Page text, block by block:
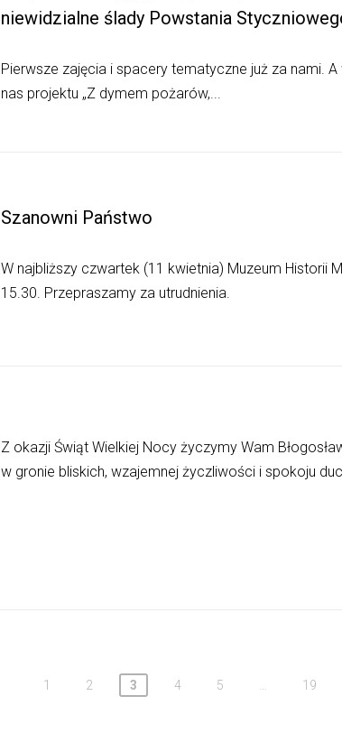
niewidzialne ślady Powstania
Pierwsze zajęcia i spacery tematyczne już za nami.
nas projektu „Z dymem pożarów,...
Szanowni Państwo
W najbliższy czwartek (11 kwietnia) Muzeum Historii
15.30. Przepraszamy za utrudnienia.
Z okazji Świąt Wielkiej Nocy życzymy Wam
w gronie bliskich, wzajemnej życzliwości i spokoju
1 2 3 4 5 19